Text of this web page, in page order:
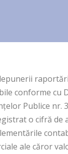
conforme cu
Publice nr.
o cifră de
ale căror